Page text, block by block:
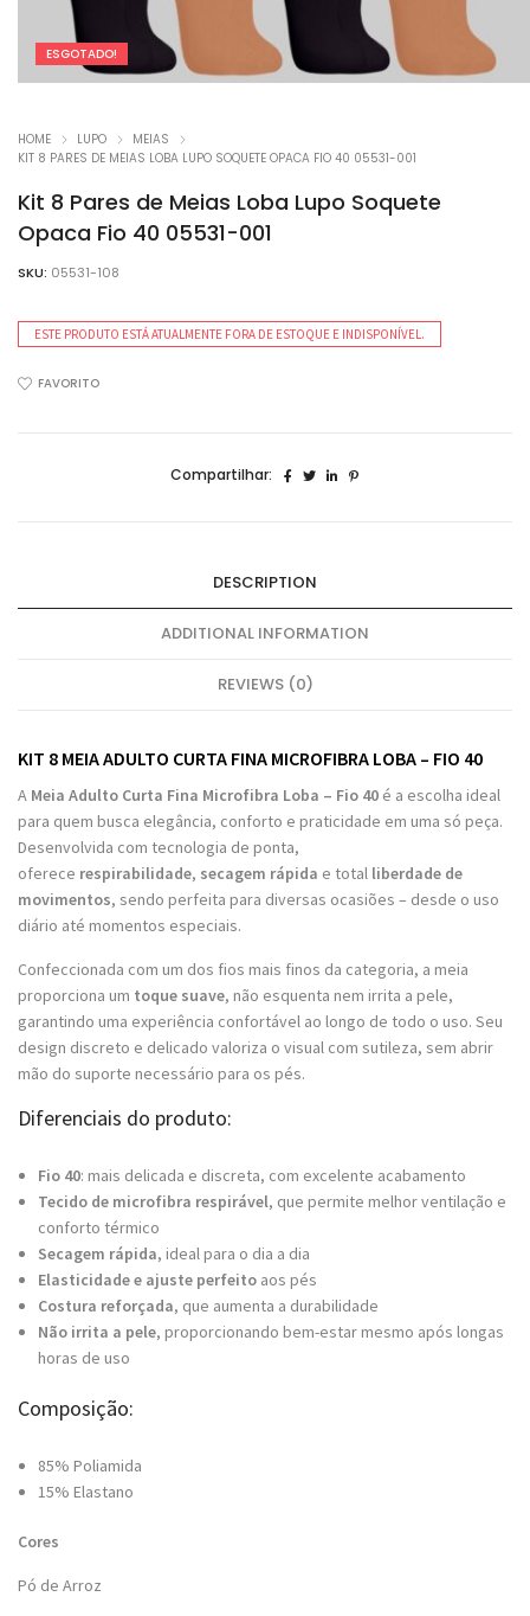
ESGOTADO!
HOME LUPO
MEIAS
KIT 8 PARES DE MEIAS LOBA LUPO SOQUETE OPACA FIO 40 05531-001
Kit 8 Pares de Meias Loba Lupo Soquete
Opaca Fio 40 05531-001
SKU: 05531-108
ESTE PRODUTO ESTÁ ATUALMENTE FORA DE ESTOQUE E INDISPONÍVEL.
FAVORITO
Compartilhar:
DESCRIPTION
ADDITIONAL INFORMATION
REVIEWS (0)
KIT 8 MEIA ADULTO CURTA FINA MICROFIBRA LOBA – FIO 40
A Meia Adulto Curta Fina Microfibra Loba – Fio 40 é a escolha ideal
para quem busca elegância, conforto e praticidade em uma só peça.
Desenvolvida com tecnologia de ponta,
oferece respirabilidade, secagem rápida e total liberdade de
movimentos, sendo perfeita para diversas ocasiões – desde o uso
diário até momentos especiais.
Confeccionada com um dos fios mais finos da categoria, a meia
proporciona um toque suave, não esquenta nem irrita a pele,
garantindo uma experiência confortável ao longo de todo o uso. Seu
design discreto e delicado valoriza o visual com sutileza, sem abrir
mão do suporte necessário para os pés.
Diferenciais do produto:
Fio 40: mais delicada e discreta, com excelente acabamento
Tecido de microfibra respirável, que permite melhor ventilação e
conforto térmico
Secagem rápida, ideal para o dia a dia
Elasticidade e ajuste perfeito aos pés
Costura reforçada, que aumenta a durabilidade
Não irrita a pele, proporcionando bem-estar mesmo após longas
horas de uso
Composição:
85% Poliamida
15% Elastano
Cores
Pó de Arroz